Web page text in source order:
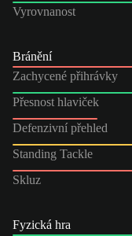
Vyrovnanost
Bránění
Zachycené přihrávky
Přesnost hlaviček
Defenzivní přehled
Standing Tackle
Skluz
Fyzická hra